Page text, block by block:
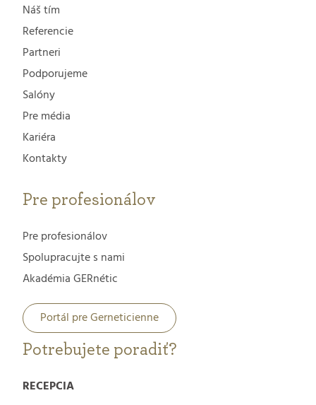
Náš tím
Referencie
Partneri
Podporujeme
Salóny
Pre média
Kariéra
Kontakty
Pre profesionálov
Pre profesionálov
Spolupracujte s nami
Akadémia GERnétic
Portál pre Gerneticienne
Potrebujete poradiť?
RECEPCIA